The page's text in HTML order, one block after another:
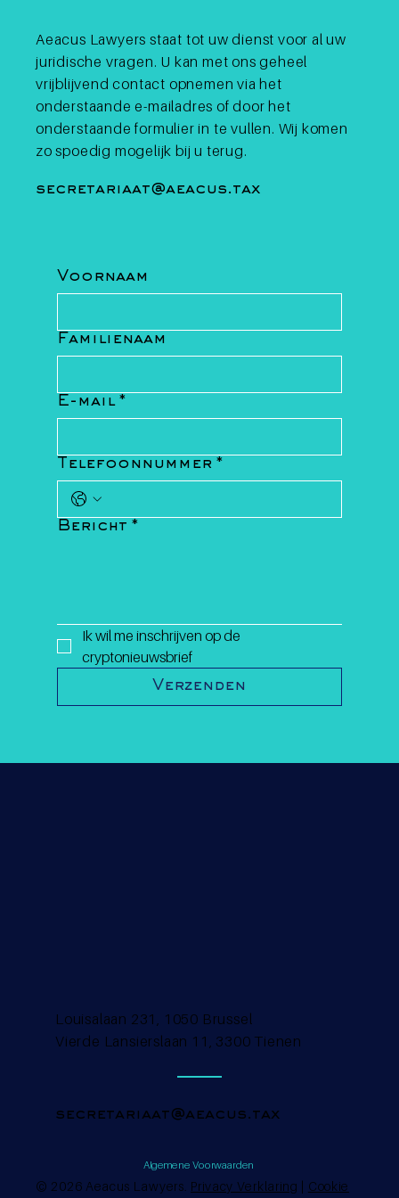
is
levensverzekeringen en rulings van
natuurlijke personen boven 1,5 miljoen
euro of over de fiscale woonplaats, en
verfijnt daarnaast de meldingspli
Aeacus Lawyers staat tot uw dienst voor al uw
juridische vragen. U kan met ons geheel
vrijblijvend contact opnemen via het
onderstaande e-mailadres of door het
onderstaande formulier in te vullen. Wij komen
zo spoedig mogelijk bij u terug.
secretariaat@aeacus.tax
Voornaam
Familienaam
E-mail *
Telefoonnummer *
Bericht *
Ik wil me inschrijven op de
cryptonieuwsbrief
Verzenden
© 2026 Aeacus Lawyers. Privacy Verklaring | Cookie
secretariaat@aeacus.tax
Louisalaan 231, 1050 Brussel
Vierde Lansierslaan 11, 3300 Tienen
Algemene Voorwaarden